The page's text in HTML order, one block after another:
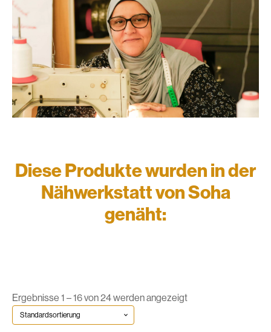
Diese Produkte wurden in der
Nähwerkstatt von Soha
genäht:
Ergebnisse 1 – 16 von 24 werden angezeigt